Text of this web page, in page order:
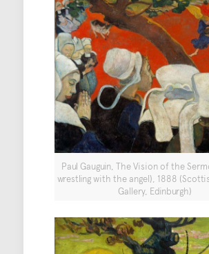
Paul Gauguin, The Vision of the
wrestling with the angel), 1888
Gallery, Edinburgh)